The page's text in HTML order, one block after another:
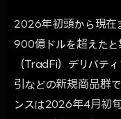
2026年初頭から現在
900億ドルを超えた
（TradFi）デリバテ
引などの新規商品群
ンスは2026年4月初